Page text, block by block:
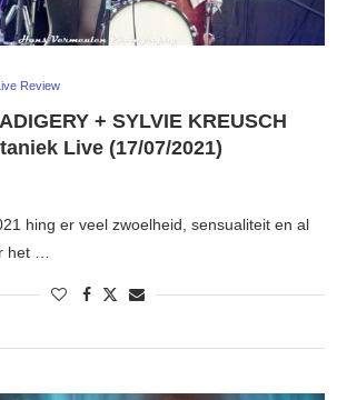
Live Review
+ SYLVIE KREUSCH
Live (17/07/2021)
hing er veel zwoelheid, sensualiteit en al
het …